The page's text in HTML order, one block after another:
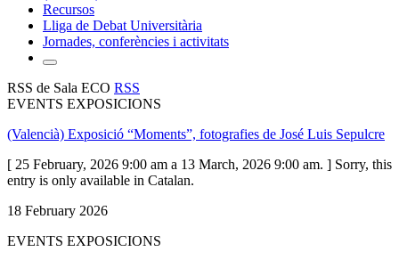
Recursos
Lliga de Debat Universitària
Jornades, conferències i activitats
RSS de Sala ECO RSS
EVENTS EXPOSICIONS
(Valencià) Exposició “Moments”, fotografies de José Luis Sepulcre
[ 25 February, 2026 9:00 am a 13 March, 2026 9:00 am. ] Sorry, this
entry is only available in Catalan.
18 February 2026
EVENTS EXPOSICIONS